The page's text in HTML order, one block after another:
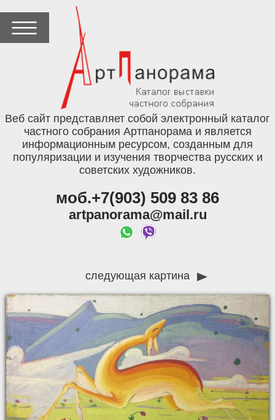
Веб сайт представляет собой электронный каталог
частного собрания Артпанорама и является
информационным ресурсом, созданным для
популяризации и изучения творчества русских и
советских художников.
моб.+7(903) 509 83 86
artpanorama@mail.ru
следующая картина